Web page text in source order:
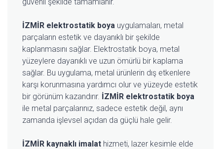
İZMİR elektrostatik boya uygulamaları, metal
parçaların estetik ve dayanıklı bir şekilde
kaplanmasını sağlar. Elektrostatik boya, metal
yüzeylere dayanıklı ve uzun ömürlü bir kaplama
sağlar. Bu uygulama, metal ürünlerin dış etkenlere
karşı korunmasına yardımcı olur ve yüzeyde estetik
bir görünüm kazandırır. İZMİR elektrostatik boya
ile metal parçalarınız, sadece estetik değil, aynı
zamanda işlevsel açıdan da güçlü hale gelir.
İZMİR kaynaklı imalat hizmeti, lazer kesimle elde